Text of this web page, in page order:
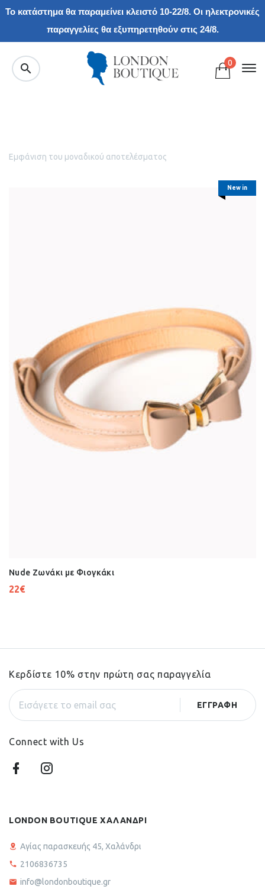
Το κατάστημα θα παραμείνει κλειστό 10-22/8. Οι ηλεκτρονικές
παραγγελίες θα εξυπηρετηθούν στις 24/8.
0
Εμφάνιση του μοναδικού αποτελέσματος
New in
Nude Ζωνάκι με Φιογκάκι
22€
Κερδίστε 10% στην πρώτη σας παραγγελία
Connect with Us
LONDON BOUTIQUE ΧΑΛΑΝΔΡΙ
Αγίας παρασκευής 45, Χαλάνδρι
2106836735
info@londonboutique.gr